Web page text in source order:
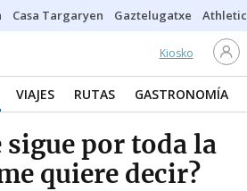
Casa Targaryen Gaztelugatxe Athletic
Kiosko
VIAJES RUTAS GASTRONOMÍA
por toda la
quiere decir?